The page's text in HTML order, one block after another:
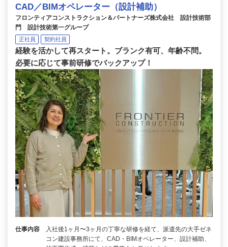
CAD／BIMオペレーター（設計補助）
フロンティアコンストラクション＆パートナーズ株式会社 設計技術部
門 設計技術第一グループ
正社員 契約社員
経験を活かして再スタート。ブランク有可、年齢不問。
必要に応じて事前研修でバックアップ！
仕事内容
入社後1ヶ月〜3ヶ月の丁寧な研修を経て、派遣先の大手ゼネ
コン建設事務所にて、CAD・BIMオペレーター、設計補助、